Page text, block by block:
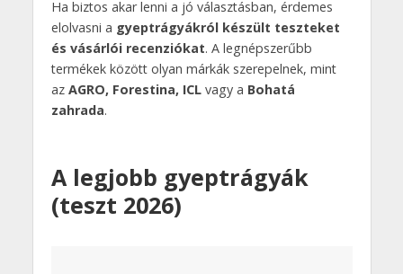
Ha biztos akar lenni a jó választásban, érdemes
elolvasni a gyeptrágyákról készült teszteket
és vásárlói recenziókat. A legnépszerűbb
termékek között olyan márkák szerepelnek, mint
az AGRO, Forestina, ICLvagy a Bohatá
zahrada.
A legjobb gyeptrágyák
(teszt 2026)